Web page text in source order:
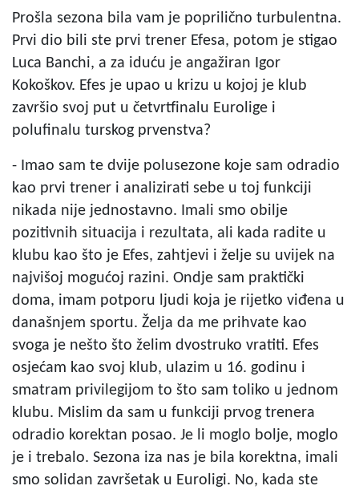
Prošla sezona bila vam je poprilično turbulentna.
Prvi dio bili ste prvi trener Efesa, potom je stigao
Luca Banchi, a za iduću je angažiran Igor
Kokoškov. Efes je upao u krizu u kojoj je klub
završio svoj put u četvrtfinalu Eurolige i
polufinalu turskog prvenstva?
- Imao sam te dvije polusezone koje sam odradio
kao prvi trener i analizirati sebe u toj funkciji
nikada nije jednostavno. Imali smo obilje
pozitivnih situacija i rezultata, ali kada radite u
klubu kao što je Efes, zahtjevi i želje su uvijek na
najvišoj mogućoj razini. Ondje sam praktički
doma, imam potporu ljudi koja je rijetko viđena u
današnjem sportu. Želja da me prihvate kao
svoga je nešto što želim dvostruko vratiti. Efes
osjećam kao svoj klub, ulazim u 16. godinu i
smatram privilegijom to što sam toliko u jednom
klubu. Mislim da sam u funkciji prvog trenera
odradio korektan posao. Je li moglo bolje, moglo
je i trebalo. Sezona iza nas je bila korektna, imali
smo solidan završetak u Euroligi. No, kada ste